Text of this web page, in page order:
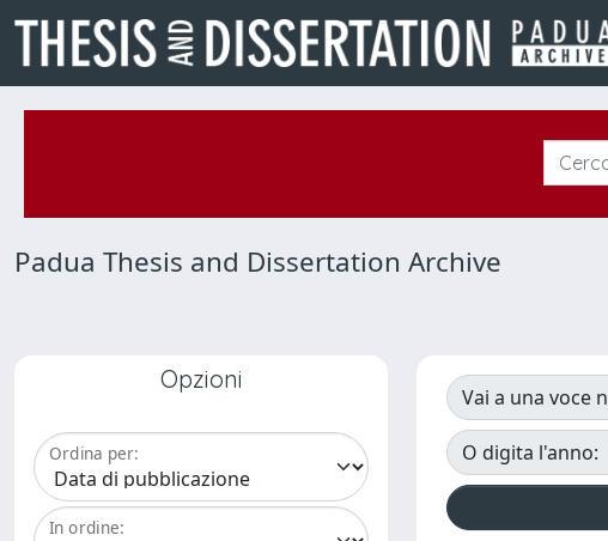
Padua Thesis and Dissertation Archive
Opzioni
Ordina per:
In ordine:
Vai a una voce
O digita l'anno: